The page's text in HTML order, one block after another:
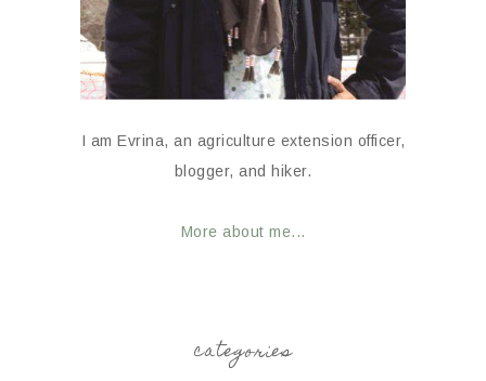
I am Evrina, an agriculture extension officer,
blogger, and hiker.
More about me...
categories